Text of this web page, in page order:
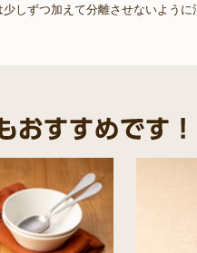
少しずつ加えて分離させないように